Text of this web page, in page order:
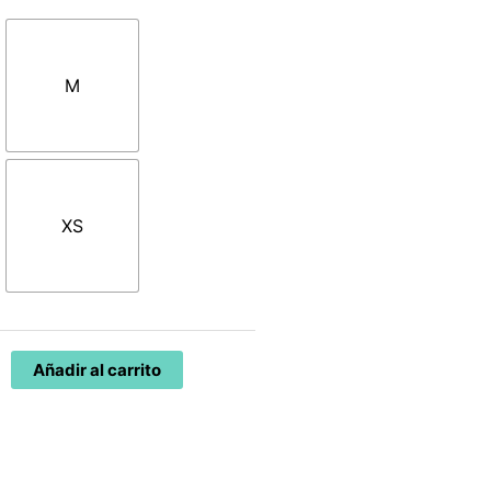
M
XS
Añadir al carrito